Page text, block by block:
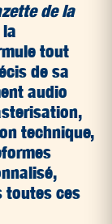
de la
tout
de sa
audio
technique,
toutes ces